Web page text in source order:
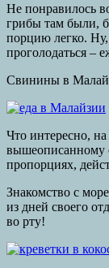
Не понравилось
грибы там были,
порцию легко.
проголодаться –
Свинины в
Что интересно,
вышеописанному
пропорциях,
Знакомство с
из дней своего
во рту!